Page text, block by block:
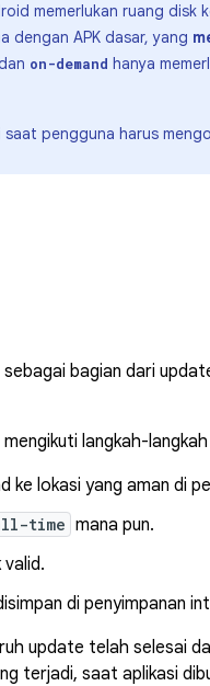
memerlukan ruang disk
dengan APK dasar, yang
dan on-demand hanya
pengguna harus
bagian dari
mengikuti langkah-
ke lokasi yang aman di
time mana pun.
di penyimpanan
update telah selesai
terjadi, saat aplikasi